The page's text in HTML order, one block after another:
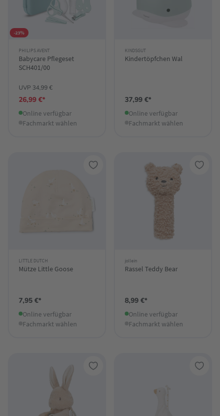
-23%
PHILIPS AVENT
Babycare Pflegeset
SCH401/00
UVP 34,99 €
26,99 €*
Online verfügbar
Fachmarkt wählen
KINDSGUT
Kindertöpfchen Wal
37,99 €*
Online verfügbar
Fachmarkt wählen
LITTLE DUTCH
Mütze Little Goose
7,95 €*
Online verfügbar
Fachmarkt wählen
jollein
Rassel Teddy Bear
8,99 €*
Online verfügbar
Fachmarkt wählen